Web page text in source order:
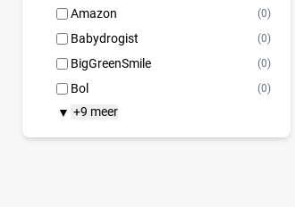
Amazon (0)
Babydrogist (0)
BigGreenSmile (0)
Bol (0)
▼ +9 meer